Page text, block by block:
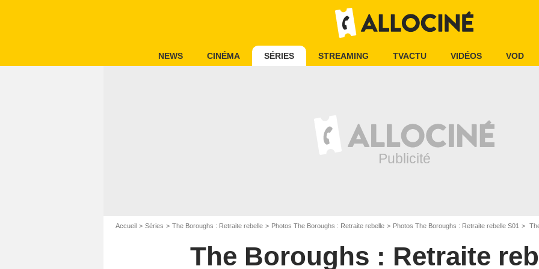
NEWS CINÉMA SÉRIES STREAMING TVACTU VIDÉOS VOD
Accueil Séries The Boroughs : Retraite rebelle Photos The Boroughs : Retraite rebelle Photos The Boroughs : Retraite rebelle S01
The Boroughs : Retraite